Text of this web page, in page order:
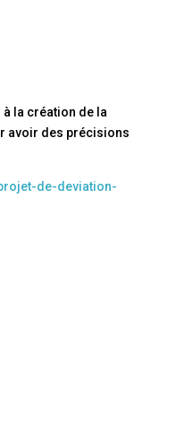
la création de la
avoir des précisions
de-deviation-